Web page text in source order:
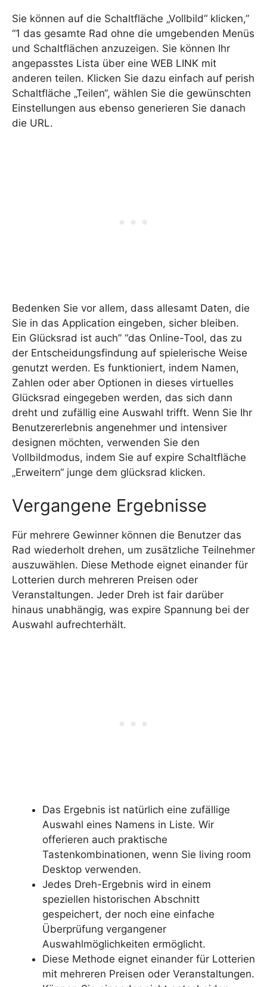
Sie können auf die Schaltfläche „Vollbild“ klicken,”
“1 das gesamte Rad ohne die umgebenden Menüs
und Schaltflächen anzuzeigen. Sie können Ihr
angepasstes Lista über eine WEB LINK mit
anderen teilen. Klicken Sie dazu einfach auf perish
Schaltfläche „Teilen“, wählen Sie die gewünschten
Einstellungen aus ebenso generieren Sie danach
die URL.
Bedenken Sie vor allem, dass allesamt Daten, die
Sie in das Application eingeben, sicher bleiben.
Ein Glücksrad ist auch” “das Online-Tool, das zu
der Entscheidungsfindung auf spielerische Weise
genutzt werden. Es funktioniert, indem Namen,
Zahlen oder aber Optionen in dieses virtuelles
Glücksrad eingegeben werden, das sich dann
dreht und zufällig eine Auswahl trifft. Wenn Sie Ihr
Benutzererlebnis angenehmer und intensiver
designen möchten, verwenden Sie den
Vollbildmodus, indem Sie auf expire Schaltfläche
„Erweitern“ junge dem glücksrad klicken.
Vergangene Ergebnisse
Für mehrere Gewinner können die Benutzer das
Rad wiederholt drehen, um zusätzliche Teilnehmer
auszuwählen. Diese Methode eignet einander für
Lotterien durch mehreren Preisen oder
Veranstaltungen. Jeder Dreh ist fair darüber
hinaus unabhängig, was expire Spannung bei der
Auswahl aufrechterhält.
Das Ergebnis ist natürlich eine zufällige
Auswahl eines Namens in Liste. Wir
offerieren auch praktische
Tastenkombinationen, wenn Sie living room
Desktop verwenden.
Jedes Dreh-Ergebnis wird in einem
speziellen historischen Abschnitt
gespeichert, der noch eine einfache
Überprüfung vergangener
Auswahlmöglichkeiten ermöglicht.
Diese Methode eignet einander für Lotterien
mit mehreren Preisen oder Veranstaltungen.